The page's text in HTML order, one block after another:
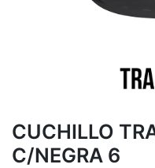
CUCHILLO
C/NEGRA 6